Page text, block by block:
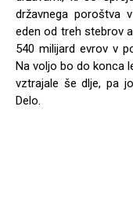
državnega poroštva
eden od treh stebrov
540 milijard evrov v
Na voljo bo do konca
vztrajale še dlje, pa
Delo.